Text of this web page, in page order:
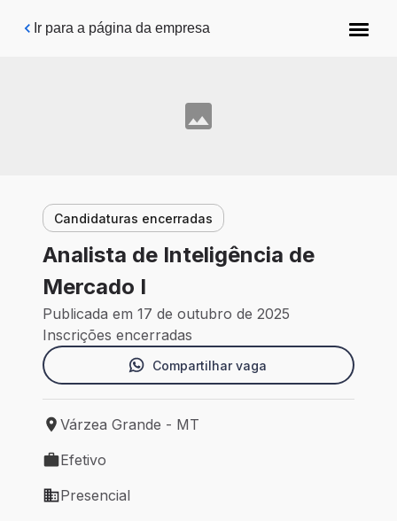
Pular para o conteúdo principal
Ir para a página da empresa
Candidaturas encerradas
Analista de Inteligência de
Mercado I
Publicada em 17 de outubro de 2025
Inscrições encerradas
Compartilhar vaga
Local de trabalho: Várzea Grande - MT
Várzea Grande - MT
Tipo de vaga: Efetivo
Efetivo
Modelo de trabalho: Presencial
Presencial